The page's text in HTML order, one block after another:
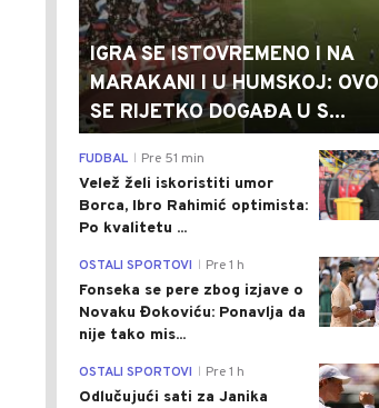
IGRA SE ISTOVREMENO I NA
MARAKANI I U HUMSKOJ: OVO
SE RIJETKO DOGAĐA U S...
FUDBAL Pre 51 min
Velež želi iskoristiti umor
Borca, Ibro Rahimić optimista:
Po kvalitetu ...
OSTALI SPORTOVI Pre 1 h
Fonseka se pere zbog izjave o
Novaku Đokoviću: Ponavlja da
nije tako mis...
OSTALI SPORTOVI Pre 1 h
Odlučujući sati za Janika